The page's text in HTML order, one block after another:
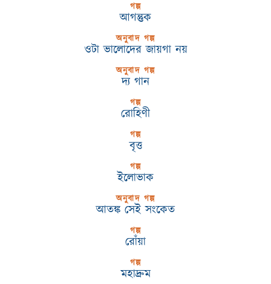
গল্প
আগন্তুক
অনুবাদ গল্প
ওটা ভালোদের জায়গা নয়
অনুবাদ গল্প
দ্য গান
গল্প
রোহিণী
গল্প
বৃত্ত
গল্প
ইলোভাক
অনুবাদ গল্প
আতঙ্ক সেই সংকেত
গল্প
রোঁয়া
গল্প
মহাদ্রুম